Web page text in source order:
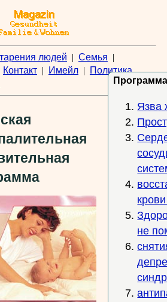
людей | Семья |
Контакт| Имейл|
Политика
Язва
не